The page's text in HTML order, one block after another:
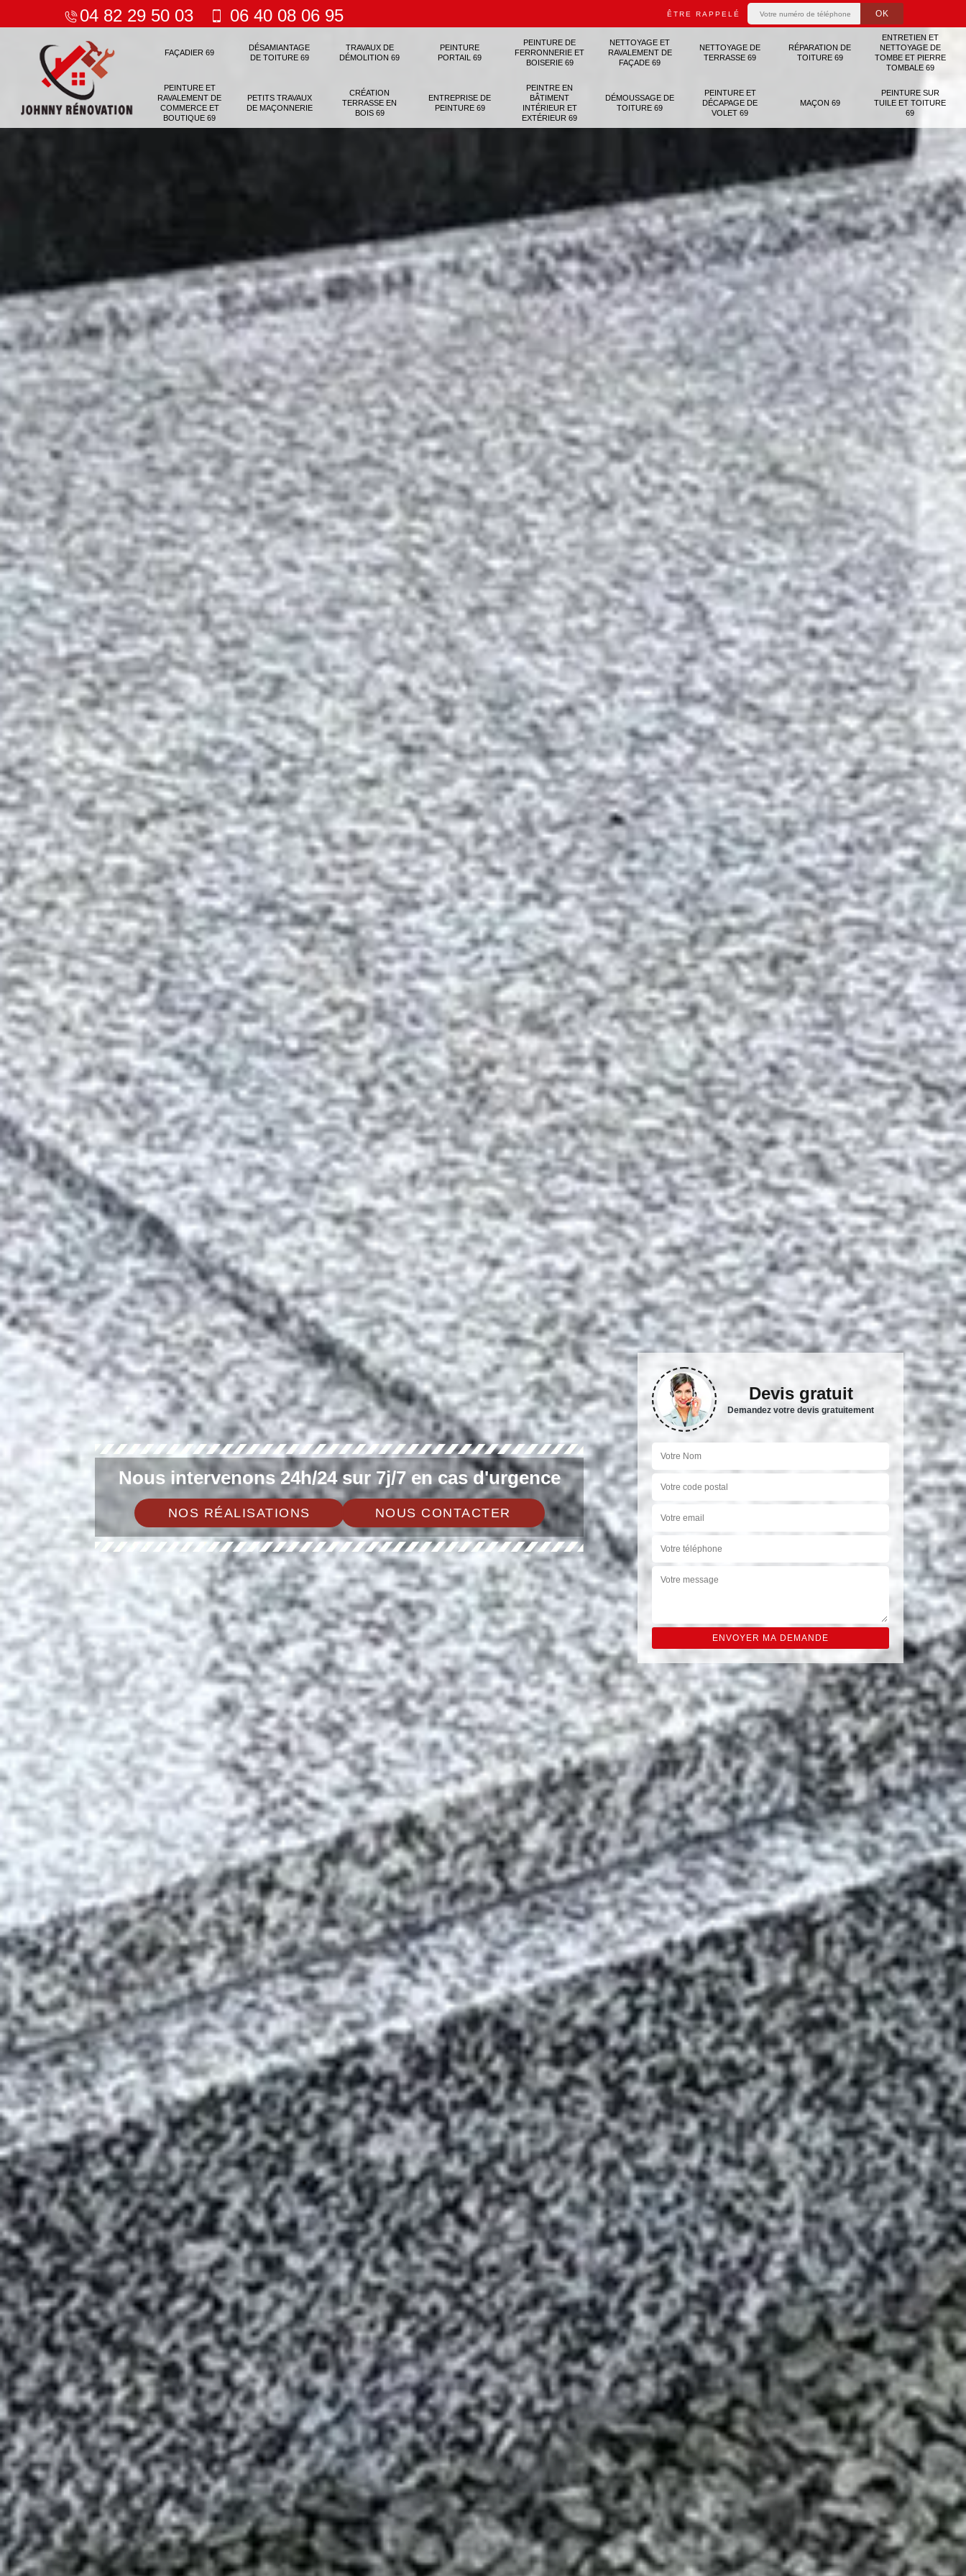
04 82 29 50 03 06 40 08 06 95 ÊTRE RAPPELÉ
FAÇADIER 69
DÉSAMIANTAGE
DE TOITURE 69
TRAVAUX DE
DÉMOLITION 69
PEINTURE
PORTAIL 69
PEINTURE DE
FERRONNERIE ET
BOISERIE 69
NETTOYAGE ET
RAVALEMENT DE
FAÇADE 69
NETTOYAGE DE
TERRASSE 69
RÉPARATION DE
TOITURE 69
ENTRETIEN ET
NETTOYAGE DE
TOMBE ET PIERRE
TOMBALE 69
PEINTURE ET
RAVALEMENT DE
COMMERCE ET
BOUTIQUE 69
PETITS TRAVAUX
DE MAÇONNERIE
CRÉATION
TERRASSE EN
BOIS 69
ENTREPRISE DE
PEINTURE 69
PEINTRE EN
BÂTIMENT
INTÉRIEUR ET
EXTÉRIEUR 69
DÉMOUSSAGE DE
TOITURE 69
PEINTURE ET
DÉCAPAGE DE
VOLET 69
MAÇON 69
PEINTURE SUR
TUILE ET TOITURE
69
Nous intervenons 24h/24 sur 7j/7 en cas d'urgence
NOS RÉALISATIONS NOUS CONTACTER
Devis gratuit
Demandez votre devis gratuitement